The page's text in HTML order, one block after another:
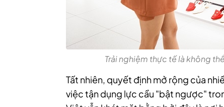
Trải nghiệm thực tế là không
Tất nhiên, quyết định mở rộng của
việc tận dụng lực cầu "bật ngược"